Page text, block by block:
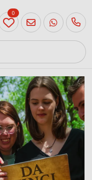
024
204
20 31
0